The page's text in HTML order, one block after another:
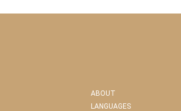
ABOUT
LANGUAGES